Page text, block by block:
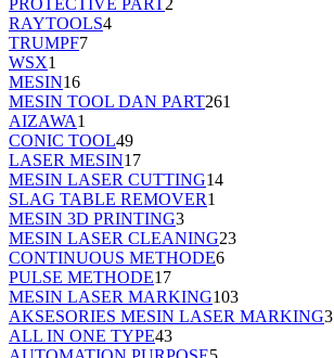
RAYTOOLS4
TRUMPF7
WSX1
MESIN16
MESIN TOOL DAN PART261
AIZAWA1
CONIC TOOL49
LASER MESIN17
MESIN LASER CUTTING14
SLAG TABLE REMOVER1
MESIN 3D PRINTING3
MESIN LASER CLEANING23
CONTINUOUS METHODE6
PULSE METHODE17
MESIN LASER MARKING103
AKSESORIES MESIN LASER MARKING3
ALL IN ONE TYPE43